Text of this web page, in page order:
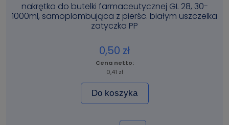
nakrętka do butelki farmaceutycznej GL 28, 30-
1000ml, samoplombująca z pierśc. białym uszczelka
zatyczka PP
0,50 zł
0,41 zł
Do koszyka